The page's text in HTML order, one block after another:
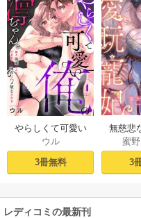
やらしくて可愛い
俺の凛ちゃん。～
隣人後輩くんのイ
キすぎた執着にハ
ウル
3冊無料
無慈悲
玩寵妃
快楽、
乱
蜜
3
レディコミの最新刊